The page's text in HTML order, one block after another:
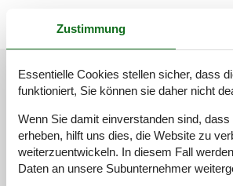
Externe Bewertungen
Unsere GästebewertungenExterne
4,5
Zustimmung
Essentielle Cookies stellen sicher, dass
funktioniert, Sie können sie daher nicht
Wenn Sie damit einverstanden sind,
erheben, hilft uns dies, die Website zu
weiterzuentwickeln. In diesem Fall
Daten an unsere Subunternehmer